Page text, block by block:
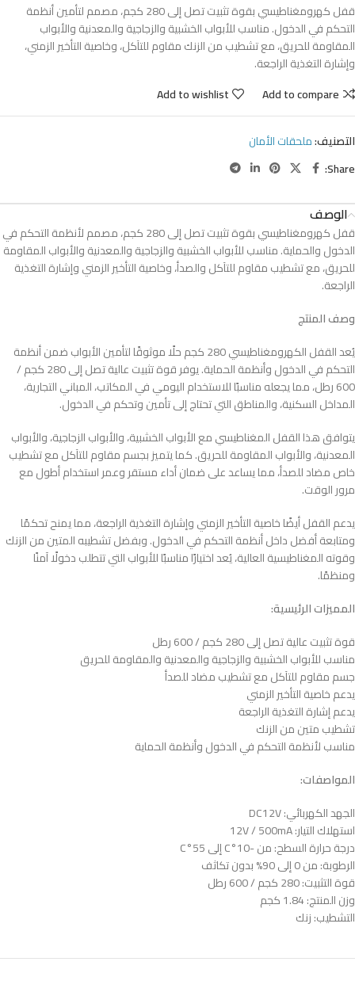
قفل كهرومغناطيسي بقوة تثبيت تصل إلى 280 كجم، مصمم لتأمين أنظمة
التحكم في الدخول. مناسب للأبواب الخشبية والزجاجية والمعدنية والأبواب
المقاومة للحريق، مع تشطيب من الزنك مقاوم للتآكل، وخاصية التأخير الزمني،
وإشارة التغذية الراجعة.
Add to compare
Add to wishlist
التصنيف:ملحقات الأمان
Share:
الوصف
قفل كهرومغناطيسي بقوة تثبيت تصل إلى 280 كجم، مصمم لأنظمة التحكم في
الدخول والحماية. مناسب للأبواب الخشبية والزجاجية والمعدنية والأبواب المقاومة
للحريق، مع تشطيب مقاوم للتآكل والصدأ، وخاصية التأخير الزمني وإشارة التغذية
الراجعة.
وصف المنتج
يُعد القفل الكهرومغناطيسي 280 كجم حلًا موثوقًا لتأمين الأبواب ضمن أنظمة
التحكم في الدخول وأنظمة الحماية. يوفر قوة تثبيت عالية تصل إلى 280 كجم /
600 رطل، مما يجعله مناسبًا للاستخدام اليومي في المكاتب، المباني التجارية،
المداخل السكنية، والمناطق التي تحتاج إلى تأمين وتحكم في الدخول.
يتوافق هذا القفل المغناطيسي مع الأبواب الخشبية، والأبواب الزجاجية، والأبواب
المعدنية، والأبواب المقاومة للحريق. كما يتميز بجسم مقاوم للتآكل مع تشطيب
خاص مضاد للصدأ، مما يساعد على ضمان أداء مستقر وعمر استخدام أطول مع
مرور الوقت.
يدعم القفل أيضًا خاصية التأخير الزمني وإشارة التغذية الراجعة، مما يمنح تحكمًا
ومتابعة أفضل داخل أنظمة التحكم في الدخول. وبفضل تشطيبه المتين من الزنك
وقوته المغناطيسية العالية، يُعد اختيارًا مناسبًا للأبواب التي تتطلب دخولًا آمنًا
ومنظمًا.
المميزات الرئيسية:
قوة تثبيت عالية تصل إلى 280 كجم / 600 رطل
مناسب للأبواب الخشبية والزجاجية والمعدنية والمقاومة للحريق
جسم مقاوم للتآكل مع تشطيب مضاد للصدأ
يدعم خاصية التأخير الزمني
يدعم إشارة التغذية الراجعة
تشطيب متين من الزنك
مناسب لأنظمة التحكم في الدخول وأنظمة الحماية
المواصفات:
الجهد الكهربائي: DC12V
استهلاك التيار: 12V / 500mA
درجة حرارة السطح: من -10°C إلى 55°C
الرطوبة: من 0 إلى 90% بدون تكاثف
قوة التثبيت: 280 كجم / 600 رطل
وزن المنتج: 1.84 كجم
التشطيب: زنك